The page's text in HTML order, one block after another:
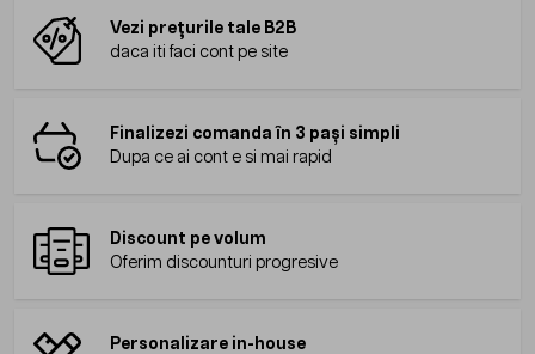
Vezi prețurile tale B2B
daca iti faci cont pe site
Finalizezi comanda în 3 pași simpli
Dupa ce ai cont e si mai rapid
Discount pe volum
Oferim discounturi progresive
Personalizare in-house